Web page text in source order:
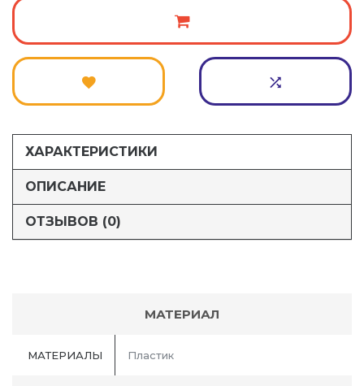
ХАРАКТЕРИСТИКИ
ОПИСАНИЕ
ОТЗЫВОВ (0)
МАТЕРИАЛ
МАТЕРИАЛЫ Пластик